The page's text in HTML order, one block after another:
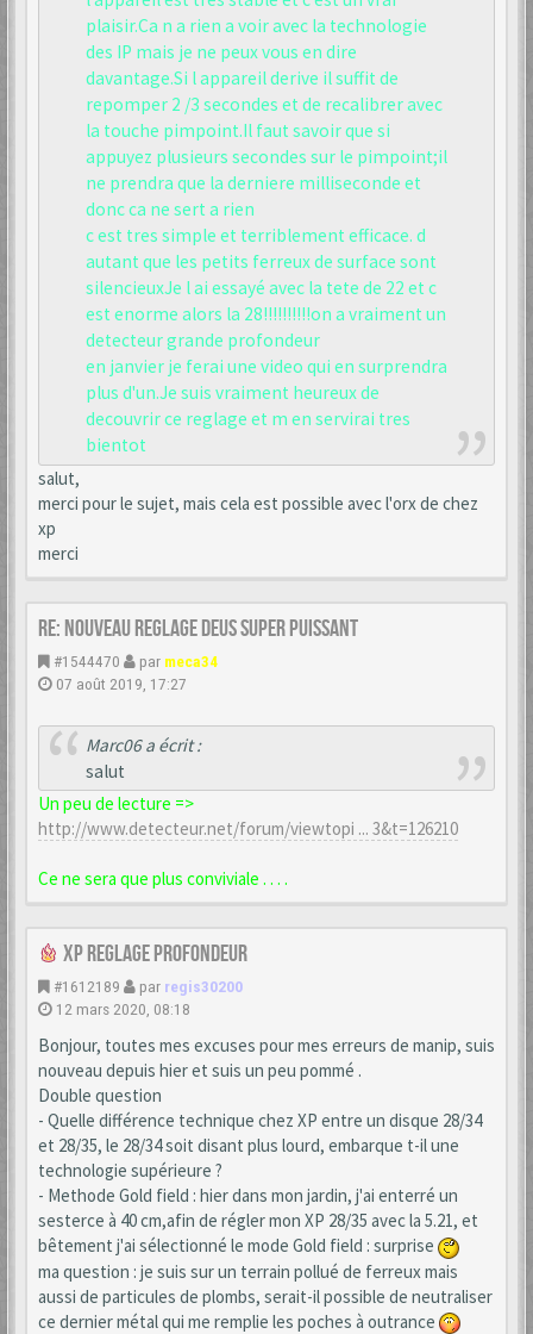
plaisir.Ca n a rien a voir avec la technologie
des IP mais je ne peux vous en dire
davantage.Si l appareil derive il suffit de
repomper 2 /3 secondes et de recalibrer avec
la touche pimpoint.Il faut savoir que si
appuyez plusieurs secondes sur le pimpoint;il
ne prendra que la derniere milliseconde et
donc ca ne sert a rien
c est tres simple et terriblement efficace. d
autant que les petits ferreux de surface sont
silencieuxJe l ai essayé avec la tete de 22 et c
est enorme alors la 28!!!!!!!!!!on a vraiment un
detecteur grande profondeur
en janvier je ferai une video qui en surprendra
plus d'un.Je suis vraiment heureux de
decouvrir ce reglage et m en servirai tres
bientot
salut,
merci pour le sujet, mais cela est possible avec l'orx de chez
xp
merci
Re: nouveau reglage deus super puissant
#1544470 par meca34
07 août 2019, 17:27
Marc06 a écrit :
salut
Un peu de lecture =>
http://www.detecteur.net/forum/viewtopi ... 3&t=126210
Ce ne sera que plus conviviale . . . .
XP reglage profondeur
#1612189 par regis30200
12 mars 2020, 08:18
Bonjour, toutes mes excuses pour mes erreurs de manip, suis
nouveau depuis hier et suis un peu pommé .
Double question
- Quelle différence technique chez XP entre un disque 28/34
et 28/35, le 28/34 soit disant plus lourd, embarque t-il une
technologie supérieure ?
- Methode Gold field : hier dans mon jardin, j'ai enterré un
sesterce à 40 cm,afin de régler mon XP 28/35 avec la 5.21, et
bêtement j'ai sélectionné le mode Gold field : surprise
ma question : je suis sur un terrain pollué de ferreux mais
aussi de particules de plombs, serait-il possible de neutraliser
ce dernier métal qui me remplie les poches à outrance